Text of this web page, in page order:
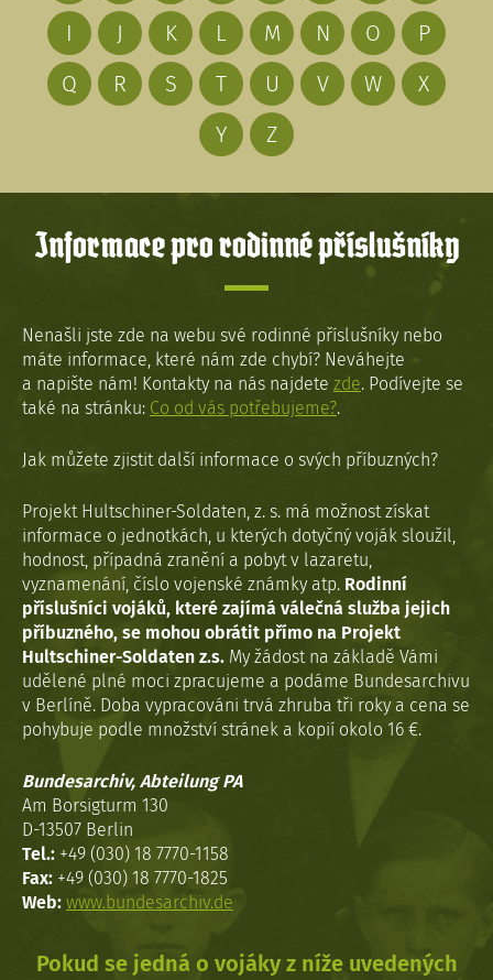
I
J K L M N O
P
Q
R S T U V W
X
Y
Z
Informace pro rodinné příslušníky
Nenašli jste zde na webu své rodinné příslušníky nebo
máte informace, které nám zde chybí? Neváhejte
a napište nám! Kontakty na nás najdete zde. Podívejte se
také na stránku: Co od vás potřebujeme?.
Jak můžete zjistit další informace o svých příbuzných?
Projekt Hultschiner-Soldaten, z. s. má možnost získat
informace o jednotkách, u kterých dotyčný voják sloužil,
hodnost, případná zranění a pobyt v lazaretu,
vyznamenání, číslo vojenské známky atp. Rodinní
příslušníci vojáků, které zajímá válečná služba jejich
příbuzného, se mohou obrátit přímo na Projekt
Hultschiner-Soldaten z.s. My žádost na základě Vámi
udělené plné moci zpracujeme a podáme Bundesarchivu
v Berlíně. Doba vypracováni trvá zhruba tři roky a cena se
pohybuje podle množství stránek a kopií okolo 16 €.
Bundesarchiv, Abteilung PA
Am Borsigturm 130
D-13507 Berlin
Tel.: +49 (030) 18 7770-1158
Fax: +49 (030) 18 7770-1825
Web: www.bundesarchiv.de
Pokud se jedná o vojáky z níže uvedených